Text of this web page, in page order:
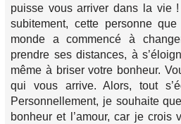
puisse vous arriver dans la vie
subitement, cette personne
monde a commencé à
prendre ses distances, à
même à briser votre bonheur.
qui vous arrive. Alors, tout
Personnellement, je souhaite
bonheur et l’amour, car je crois